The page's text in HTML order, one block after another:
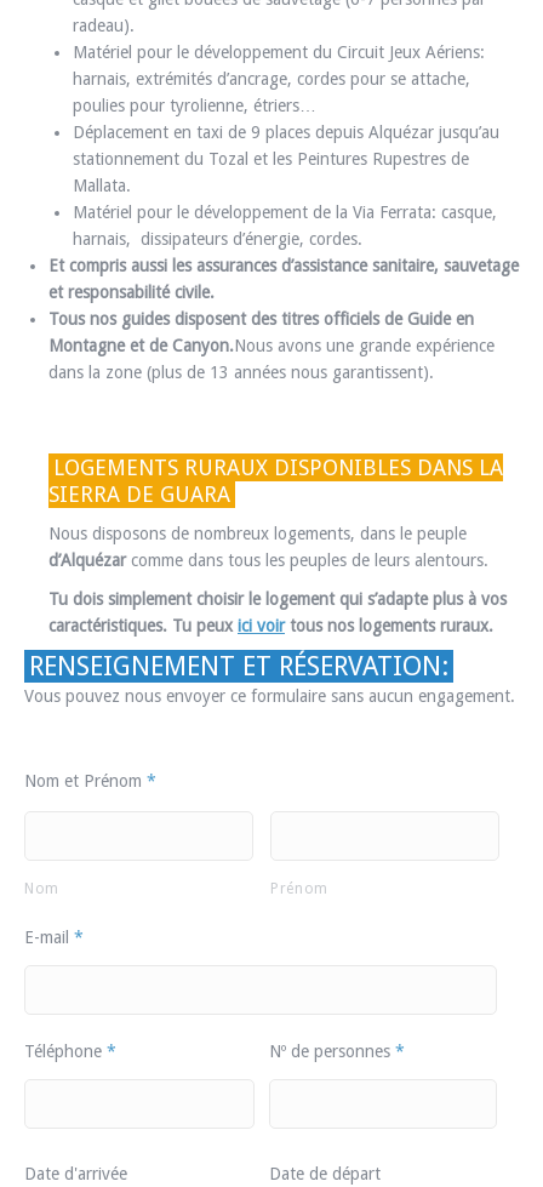
radeau).
Matériel pour le développement du Circuit Jeux Aériens:
harnais, extrémités d’ancrage, cordes pour se attache,
poulies pour tyrolienne, étriers…
Déplacement en taxi de 9 places depuis Alquézar jusqu’au
stationnement du Tozal et les Peintures Rupestres de
Mallata.
Matériel pour le développement de la Via Ferrata: casque,
harnais, dissipateurs d’énergie, cordes.
Et compris aussi les assurances d’assistance sanitaire, sauvetage
et responsabilité civile.
Tous nos guides disposent des titres officiels de Guide en
Montagne et de Canyon.Nous avons une grande expérience
dans la zone (plus de 13 années nous garantissent).
LOGEMENTS RURAUX DISPONIBLES DANS LA
SIERRA DE GUARA
Nous disposons de nombreux logements, dans le peuple
d’Alquézarcomme dans tous les peuples de leurs alentours.
Tu dois simplement choisir le logement qui s’adapte plus à vos
caractéristiques. Tu peux ici voirtous nos logements ruraux.
RENSEIGNEMENT ET RÉSERVATION:
Vous pouvez nous envoyer ce formulaire sans aucun engagement.
Nom et Prénom *
Nom Prénom
E-mail *
Téléphone * Nº de personnes *
Date d'arrivée Date de départ